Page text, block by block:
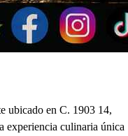
ubicado en C. 1903 14,
experiencia culinaria única